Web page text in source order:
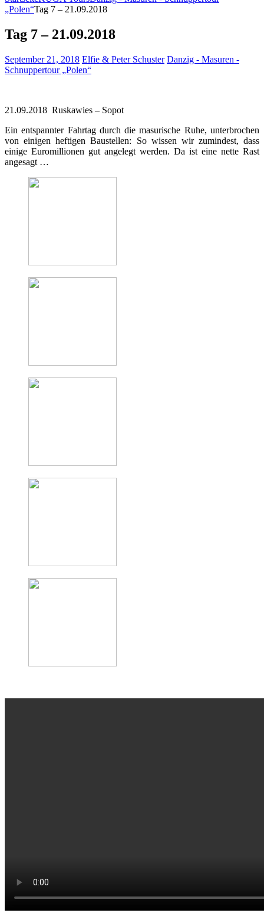
„Polen“Tag 7 – 21.09.2018
Tag 7 – 21.09.2018
September 21, 2018 Elfie & Peter Schuster Danzig - Masuren -
Schnuppertour „Polen“
21.09.2018 Ruskawies – Sopot
Ein entspannter Fahrtag durch die masurische Ruhe, unterbrochen
von einigen heftigen Baustellen: So wissen wir zumindest, dass
einige Euromillionen gut angelegt werden. Da ist eine nette Rast
angesagt …